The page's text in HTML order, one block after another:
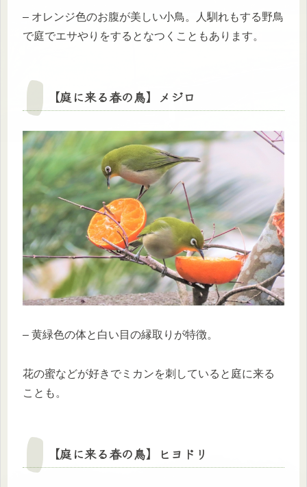
– オレンジ色のお腹が美しい小鳥。人馴れもする野鳥
で庭でエサやりをするとなつくこともあります。
【庭に来る春の鳥】 メジロ
– 黄緑色の体と白い目の縁取りが特徴。
花の蜜などが好きでミカンを刺していると庭に来る
ことも。
【庭に来る春の鳥】 ヒヨドリ